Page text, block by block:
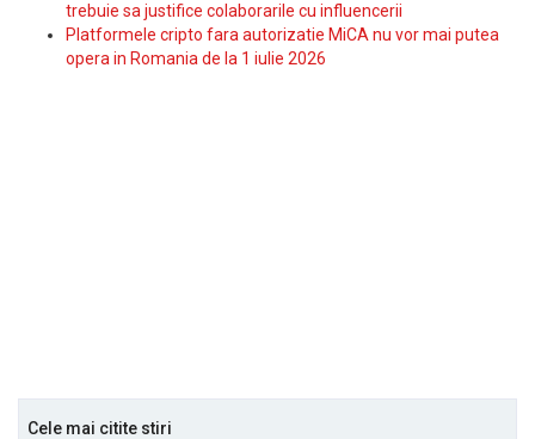
trebuie sa justifice colaborarile cu influencerii
Platformele cripto fara autorizatie MiCA nu vor mai putea
opera in Romania de la 1 iulie 2026
Cele mai citite stiri